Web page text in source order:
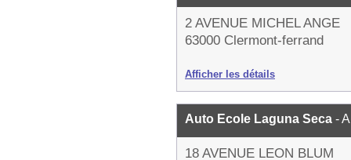
2 AVENUE MICHEL ANGE
63000 Clermont-ferrand
Afficher les détails
Auto Ecole Laguna Seca -
18 AVENUE LEON BLUM